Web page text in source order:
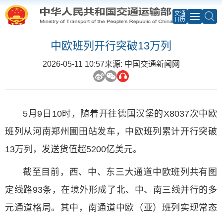
交通
日历
中欧班列开行突破13万列
2026-05-11 10:57来源: 中国交通新闻网
5月9日10时，随着开往德国汉堡的X8037次中欧
班列从河南郑州圃田站发车，中欧班列累计开行突破
13万列，发送货值超5200亿美元。
截至目前，西、中、东三大通道中欧班列共有图
定线路93条，在境外形成了北、中、南三线并行的多
元通道格局。其中，南通道中欧（亚）班列实现常态